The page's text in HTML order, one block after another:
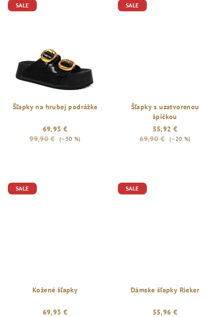
SALE
Šľapky na hrubej podrážke
69,93 €
99,90 €
(–30 %)
SALE
Šľapky s uzatvorenou
špičkou
55,92 €
69,90 €
(–20 %)
SALE
Kožené šľapky
69,93 €
SALE
Dámske šľapky Rieker
55,96 €